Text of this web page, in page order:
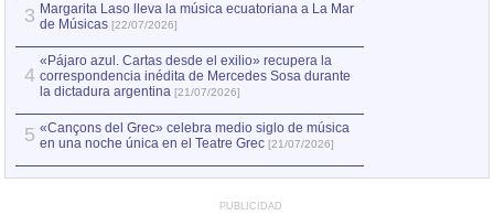
3 Margarita Laso lleva la música ecuatoriana a La Mar
de Músicas [22/07/2026]
4
«Pájaro azul. Cartas desde el exilio» recupera la
correspondencia inédita de Mercedes Sosa durante
la dictadura argentina [21/07/2026]
5 «Cançons del Grec» celebra medio siglo de música
en una noche única en el Teatre Grec [21/07/2026]
PUBLICIDAD